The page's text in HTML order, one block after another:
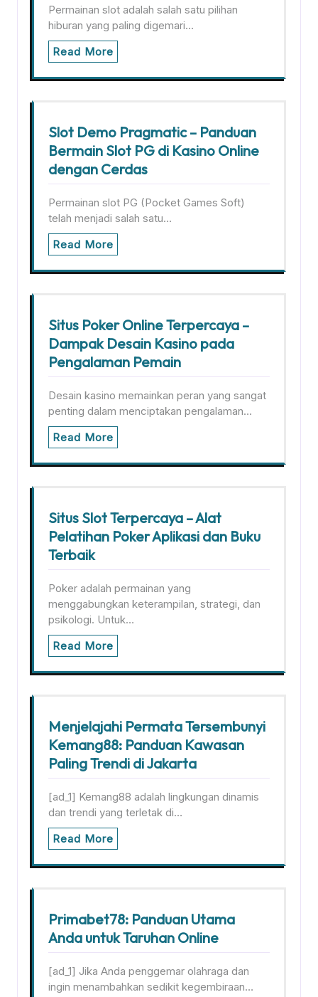
Permainan slot adalah salah satu pilihan
hiburan yang paling digemari…
Read More
Slot Demo Pragmatic – Panduan
Bermain Slot PG di Kasino Online
dengan Cerdas
Permainan slot PG (Pocket Games Soft)
telah menjadi salah satu…
Read More
Situs Poker Online Terpercaya –
Dampak Desain Kasino pada
Pengalaman Pemain
Desain kasino memainkan peran yang sangat
penting dalam menciptakan pengalaman…
Read More
Situs Slot Terpercaya – Alat
Pelatihan Poker Aplikasi dan Buku
Terbaik
Poker adalah permainan yang
menggabungkan keterampilan, strategi, dan
psikologi. Untuk…
Read More
Menjelajahi Permata Tersembunyi
Kemang88: Panduan Kawasan
Paling Trendi di Jakarta
[ad_1] Kemang88 adalah lingkungan dinamis
dan trendi yang terletak di…
Read More
Primabet78: Panduan Utama
Anda untuk Taruhan Online
[ad_1] Jika Anda penggemar olahraga dan
ingin menambahkan sedikit kegembiraan…